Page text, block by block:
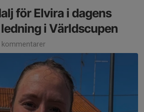
för Elvira i dagens
i Världscupen
kommentarer